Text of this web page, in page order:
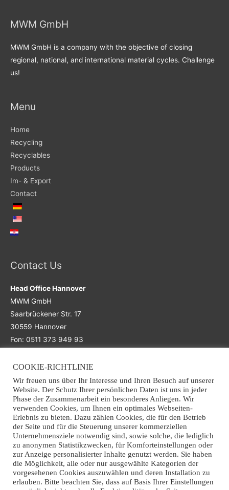
MWM GmbH
MWM GmbH is a company with the objective of closing
regional, national, and international material cycles. Challenge
us!
Menu
Home
Recycling
Recyclables
Products
Im- & Export
Contact
Contact Us
Head Office Hannover
MWM GmbH
Saarbrückener Str. 17
30559 Hannover
Fon: 0511 373 949 93
Main Office
Office Osnabrück
MWM GmbH
Grothausweg 7
49090 Osnabrück
Fon: +49 (0)541 941 363 70
Email: info@mwm-recycling.de
COOKIE-RICHTLINIE
Wir freuen uns über Ihr Interesse und Ihren Besuch auf unserer
Website. Der Schutz Ihrer persönlichen Daten ist uns in jeder
Phase der Zusammenarbeit ein besonderes Anliegen. Wir
verwenden Cookies, um Ihnen ein optimales Webseiten-
Erlebnis zu bieten. Dazu zählen Cookies, die für den Betrieb
der Seite und für die Steuerung unserer kommerziellen
Unternehmensziele notwendig sind, sowie solche, die lediglich
zu anonymen Statistikzwecken, für Komforteinstellungen oder
zur Anzeige personalisierter Inhalte genutzt werden. Sie haben
die Möglichkeit, alle oder nur ausgewählte Kategorien der
vorgesehenen Cookies auszuwählen und deren Installation zu
erlauben. Bitte beachten Sie, dass auf Basis Ihrer Einstellungen